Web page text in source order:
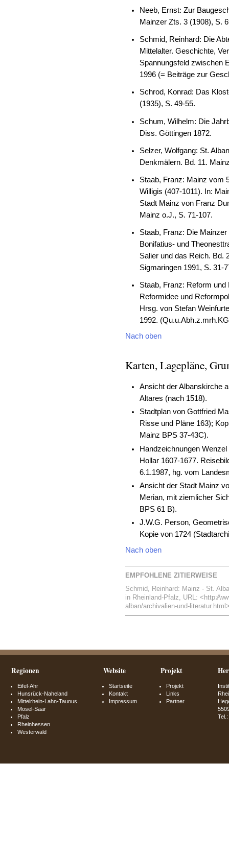
Neeb, Ernst: Zur
Mainzer Zts. 3 (1908), S.
Schmid, Reinhard: Die
Mittelalter. Geschichte,
Spannungsfeld zwischen
1996 (= Beiträge zur
Schrod, Konrad: Das
(1935), S. 49-55.
Schum, Wilhelm: Die
Diss. Göttingen 1872.
Selzer, Wolfgang: St.
Denkmälern. Bd. 11.
Staab, Franz: Mainz vom
Willigis (407-1011). In:
Stadt Mainz von Franz
Mainz o.J., S. 71-107.
Staab, Franz: Die
Bonifatius- und
Salier und das Reich. Bd.
Sigmaringen 1991, S. 31-
Staab, Franz: Reform
Reformidee und
Hrsg. von Stefan
1992.
Nach oben
Karten, Lagepläne,
Ansicht der Albanskirche
Altares (nach 1518).
Stadtplan von Gottfried
Risse und Pläne 163);
Mainz BPS 37-43C).
Handzeichnungen
Hollar 1607-1677.
6.1.1987, hg. vom
Ansicht der Stadt Mainz
Merian, mit ziemlicher
BPS 61 B).
J.W.G. Person,
Kopie von 1724
Nach oben
EMPFOHLENE ZITIERWEISE
Schmid, Reinhard: Mainz - St.
in Rheinland-Pfalz, URL:
alban/archivalien-und-
Regionen
Eifel-Ahr
Hunsrück-Naheland
Mittelrhein-Lahn-Taunus
Mosel-Saar
Pfalz
Rheinhessen
Westerwald
Website
Startseite
Kontakt
Impressum
Projekt
Projekt
Links
Partner